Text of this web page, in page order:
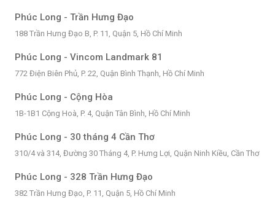
Phúc Long - Trần Hưng Đạo
188 Trần Hưng Đạo B, P. 11, Quận 5, Hồ Chí Minh
Phúc Long - Vincom Landmark 81
772 Điện Biên Phủ, P. 22, Quận Bình Thạnh, Hồ Chí Minh
Phúc Long - Cộng Hòa
1B-1B1 Cộng Hoà, P. 4, Quận Tân Bình, Hồ Chí Minh
Phúc Long - 30 tháng 4 Cần Thơ
310/4 và 314, Đường 30 Tháng 4, P. Hưng Lợi, Quận Ninh Kiều, Cần Thơ
Phúc Long - 328 Trần Hưng Đạo
382 Trần Hưng Đạo, P. 11, Quận 5, Hồ Chí Minh